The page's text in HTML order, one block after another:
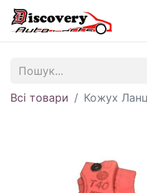
Всі товари Кожух